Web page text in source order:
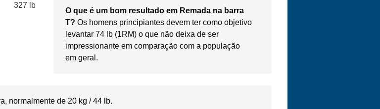
327 lb
O que é um bom resultado em Remada na barra
T? Os homens principiantes devem ter como objetivo
levantar 74 lb (1RM) o que não deixa de ser
impressionante em comparação com a população
em geral.
normalmente de 20 kg / 44 lb.